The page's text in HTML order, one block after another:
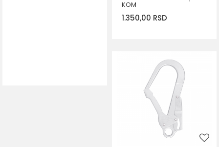
KOM
1.350,00 RSD
DODAJ U KORPU